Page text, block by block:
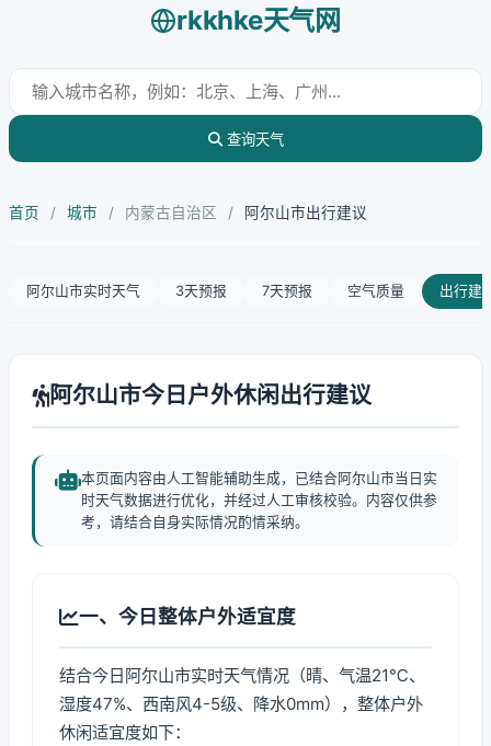
rkkhke天气网
查询天气
首页 / 城市 / 内蒙古自治区 / 阿尔山市出行建议
阿尔山市实时天气 3天预报 7天预报 空气质量 出行建
阿尔山市今日户外休闲出行建议
本页面内容由人工智能辅助生成，已结合阿尔山市当日实
时天气数据进行优化，并经过人工审核校验。内容仅供参
考，请结合自身实际情况酌情采纳。
一、今日整体户外适宜度
结合今日阿尔山市实时天气情况（晴、气温21℃、
湿度47%、西南风4-5级、降水0mm），整体户外
休闲适宜度如下：